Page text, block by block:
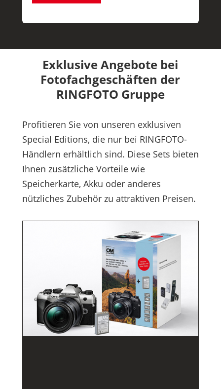
Exklusive Angebote bei
Fotofachgeschäften der
RINGFOTO Gruppe
Profitieren Sie von unseren exklusiven
Special Editions, die nur bei RINGFOTO-
Händlern erhältlich sind. Diese Sets bieten
Ihnen zusätzliche Vorteile wie
Speicherkarte, Akku oder anderes
nützliches Zubehör zu attraktiven Preisen.